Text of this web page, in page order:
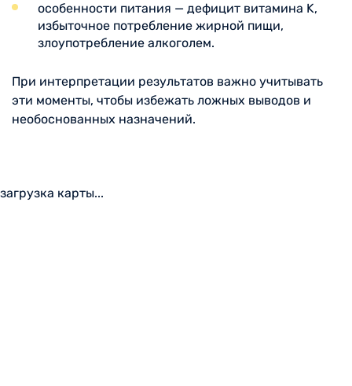
особенности питания — дефицит витамина K,
избыточное потребление жирной пищи,
злоупотребление алкоголем.
При интерпретации результатов важно учитывать
эти моменты, чтобы избежать ложных выводов и
необоснованных назначений.
загрузка карты...